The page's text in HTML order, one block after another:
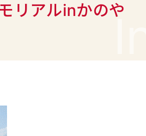
リアルinかのや